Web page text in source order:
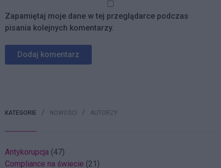
Zapamiętaj moje dane w tej przeglądarce podczas
pisania kolejnych komentarzy.
KATEGORIE NOWOŚCI AUTORZY
Antykorupcja (47)
Compliance na świecie (21)